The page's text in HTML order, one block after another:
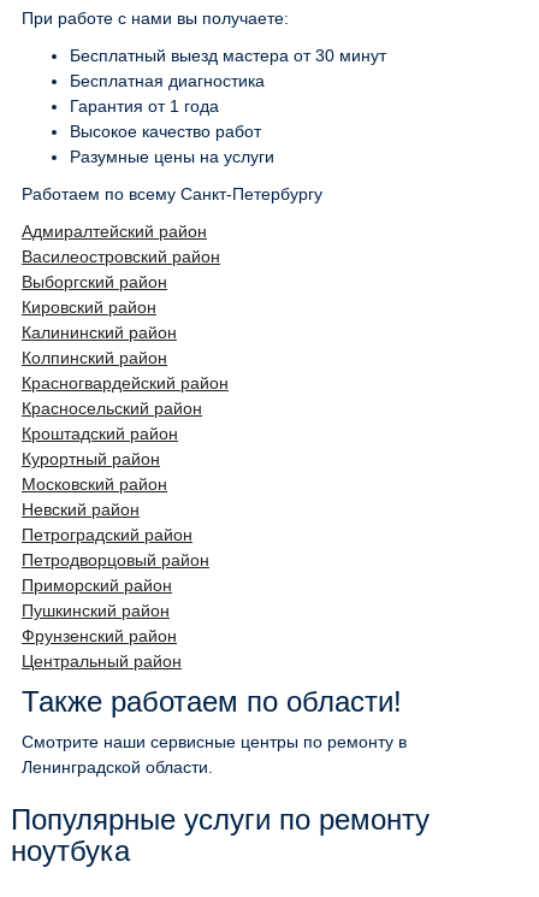
При работе с нами вы получаете:
Бесплатный выезд мастера от 30 минут
Бесплатная диагностика
Гарантия от 1 года
Высокое качество работ
Разумные цены на услуги
Работаем по всему Санкт-Петербургу
Адмиралтейский район
Василеостровский район
Выборгский район
Кировский район
Калининский район
Колпинский район
Красногвардейский район
Красносельский район
Кроштадский район
Курортный район
Московский район
Невский район
Петроградский район
Петродворцовый район
Приморский район
Пушкинский район
Фрунзенский район
Центральный район
Также работаем по области!
Смотрите наши сервисные центры по ремонту в
Ленинградской области.
Популярные услуги по ремонту
ноутбука